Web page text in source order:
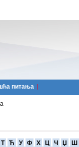
питања
Т Ћ У Ф Х Ц Ч Џ Ш